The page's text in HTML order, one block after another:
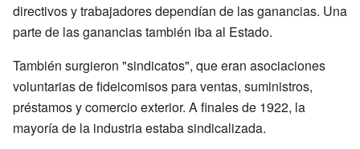
directivos y trabajadores dependían de las ganancias. Una
parte de las ganancias también iba al Estado.
También surgieron "sindicatos", que eran asociaciones
voluntarias de fideicomisos para ventas, suministros,
préstamos y comercio exterior. A finales de 1922, la
mayoría de la industria estaba sindicalizada.